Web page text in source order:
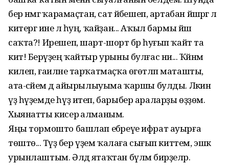
бер нәмәгә ҡарамаҫтан, сат йәбешеп, артабан йәшәргә лә
китергә ине лә һуң, ҡайҙан... Аҡыл бармы йәш
саҡта?! Ирешеп, шарт-шорт бәрә һуғып ҡайт та
кит! Берәүҙең ҡайтыр урыны булғас ни... Ҡәйнәм
килеп, ғаиләне тарҡатмаҫҡа өгөтләп маташты,
ата-әсәйем дә айырылыуыма ҡаршы булды. Ләкин
үҙ һүҙемде һүҙ итеп, барыбер араларҙы өҙҙөм.
Хыянатты кисерә алманым.
Яңы тормошто башлап ебәреүе ифрат ауырға
төштө... Тәүҙә бер үҙем ҡалаға сығып киттем, эшкә
урынлаштым. Әлдә ятаҡтан бүлмә бирҙеләр.